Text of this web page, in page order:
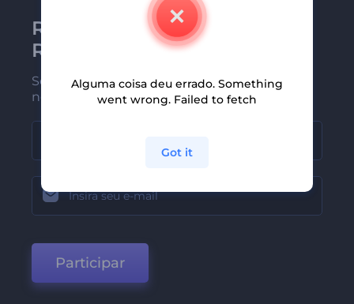
Receba a newsletter da
Renderforest
Seja um dos primeiros a receber
nossas últimas novidades e ofertas
Participar
Alguma coisa deu errado. Something
went wrong. Failed to fetch
Got it